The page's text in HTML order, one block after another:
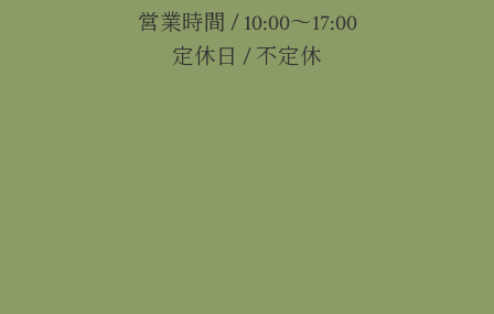
営業時間 / 10:00～17:00
定休日 / 不定休